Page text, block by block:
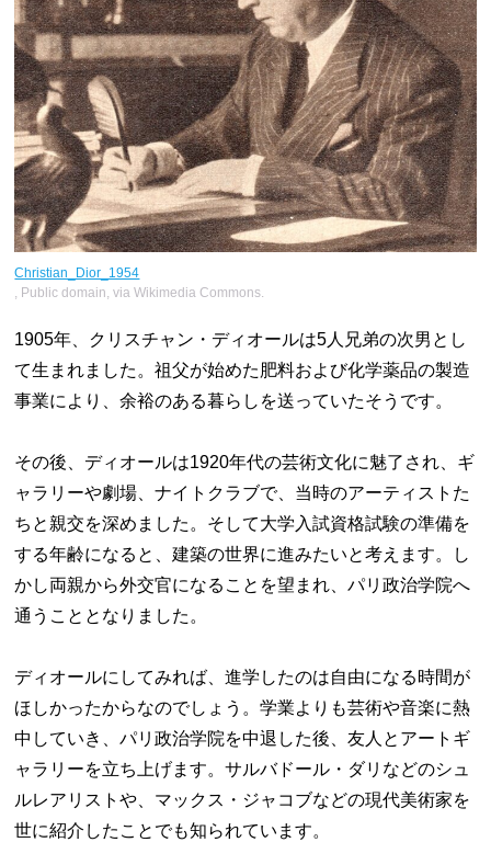
Christian_Dior_1954
, Public domain, via Wikimedia Commons.
1905年、クリスチャン・ディオールは5人兄弟の次男とし
て生まれました。祖父が始めた肥料および化学薬品の製造
事業により、余裕のある暮らしを送っていたそうです。
その後、ディオールは1920年代の芸術文化に魅了され、ギ
ャラリーや劇場、ナイトクラブで、当時のアーティストた
ちと親交を深めました。そして大学入試資格試験の準備を
する年齢になると、建築の世界に進みたいと考えます。し
かし両親から外交官になることを望まれ、パリ政治学院へ
通うこととなりました。
ディオールにしてみれば、進学したのは自由になる時間が
ほしかったからなのでしょう。学業よりも芸術や音楽に熱
中していき、パリ政治学院を中退した後、友人とアートギ
ャラリーを立ち上げます。サルバドール・ダリなどのシュ
ルレアリストや、マックス・ジャコブなどの現代美術家を
世に紹介したことでも知られています。